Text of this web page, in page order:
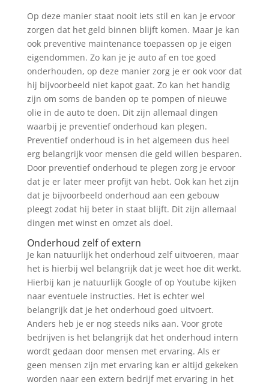
Op deze manier staat nooit iets stil en kan je ervoor
zorgen dat het geld binnen blijft komen. Maar je kan
ook preventive maintenance toepassen op je eigen
eigendommen. Zo kan je je auto af en toe goed
onderhouden, op deze manier zorg je er ook voor dat
hij bijvoorbeeld niet kapot gaat. Zo kan het handig
zijn om soms de banden op te pompen of nieuwe
olie in de auto te doen. Dit zijn allemaal dingen
waarbij je preventief onderhoud kan plegen.
Preventief onderhoud is in het algemeen dus heel
erg belangrijk voor mensen die geld willen besparen.
Door preventief onderhoud te plegen zorg je ervoor
dat je er later meer profijt van hebt. Ook kan het zijn
dat je bijvoorbeeld onderhoud aan een gebouw
pleegt zodat hij beter in staat blijft. Dit zijn allemaal
dingen met winst en omzet als doel.
Onderhoud zelf of extern
Je kan natuurlijk het onderhoud zelf uitvoeren, maar
het is hierbij wel belangrijk dat je weet hoe dit werkt.
Hierbij kan je natuurlijk Google of op Youtube kijken
naar eventuele instructies. Het is echter wel
belangrijk dat je het onderhoud goed uitvoert.
Anders heb je er nog steeds niks aan. Voor grote
bedrijven is het belangrijk dat het onderhoud intern
wordt gedaan door mensen met ervaring. Als er
geen mensen zijn met ervaring kan er altijd gekeken
worden naar een extern bedrijf met ervaring in het